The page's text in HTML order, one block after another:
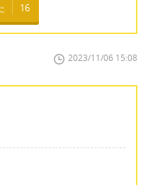
16
2023/11/06 15:08